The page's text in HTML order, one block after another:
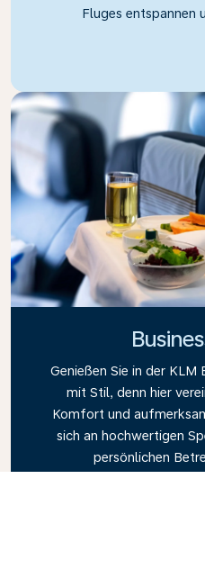
Fluges entspannen
Genießen Sie in der KLM
mit Stil, denn hier
Komfort und
sich an hochwertigen
persönlichen